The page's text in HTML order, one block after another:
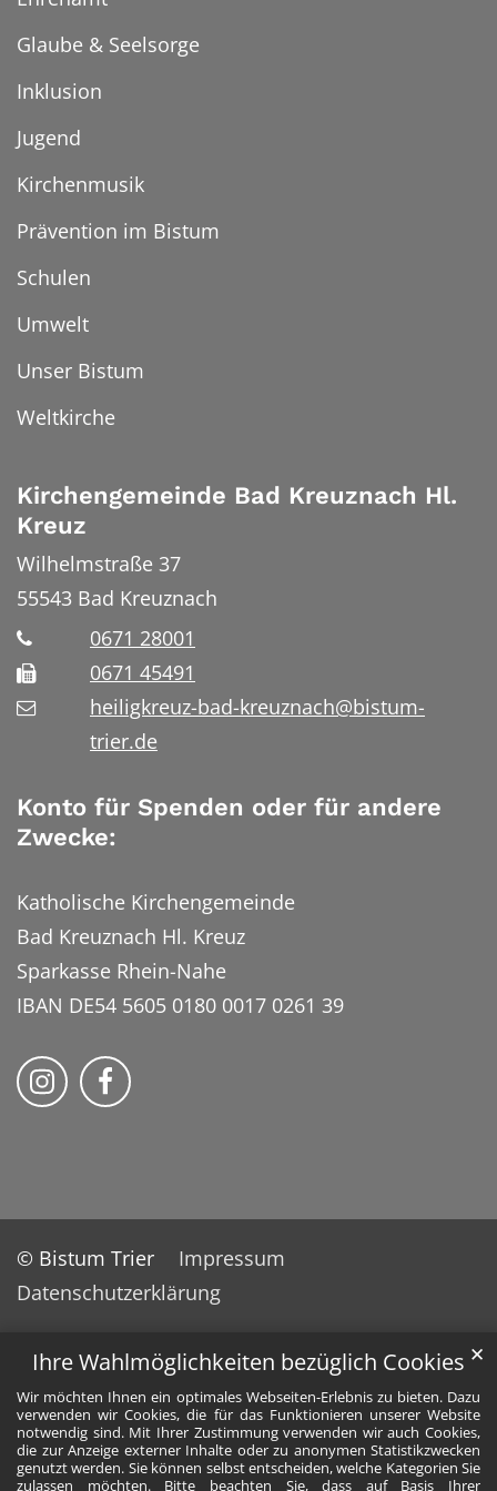
Ihre Wahlmöglichkeiten bezüglich Cookies
Wir möchten Ihnen ein optimales Webseiten-Erlebnis zu bieten. Dazu
verwenden wir Cookies, die für das Funktionieren unserer Website
notwendig sind. Mit Ihrer Zustimmung verwenden wir auch Cookies,
die zur Anzeige externer Inhalte oder zu anonymen Statistikzwecken
genutzt werden. Sie können selbst entscheiden, welche Kategorien Sie
zulassen möchten. Bitte beachten Sie, dass auf Basis Ihrer
✕
Glaube & Seelsorge
Inklusion
Jugend
Kirchenmusik
Prävention im Bistum
Schulen
Umwelt
Unser Bistum
Weltkirche
Kirchengemeinde Bad Kreuznach Hl.
Kreuz
Wilhelmstraße 37
55543 Bad Kreuznach
0671 28001
0671 45491
heiligkreuz-bad-kreuznach@bistum-
trier.de
Konto für Spenden oder für andere
Zwecke:
Katholische Kirchengemeinde
Bad Kreuznach Hl. Kreuz
Sparkasse Rhein-Nahe
IBAN DE54 5605 0180 0017 0261 39
Bistum Trier auf Instragram
Bistum Trier auf Facebook
© Bistum Trier
Impressum
Datenschutzerklärung